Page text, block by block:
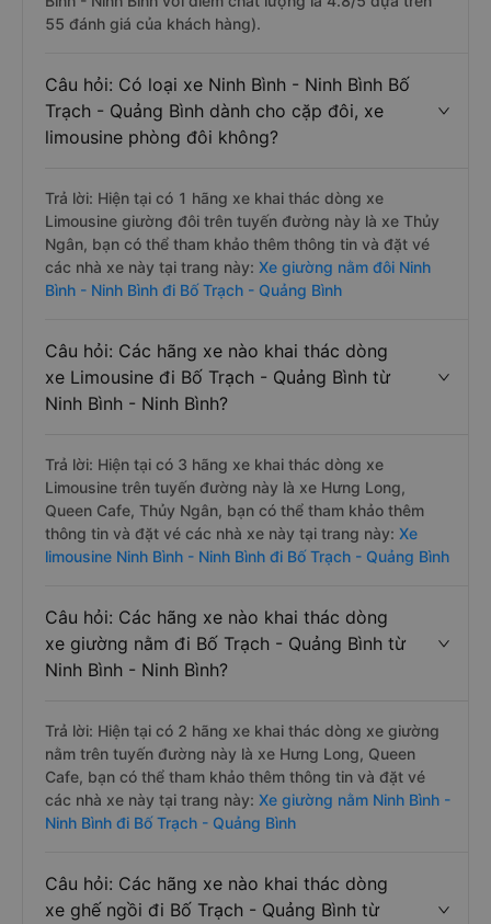
55 đánh giá của khách hàng).
Câu hỏi: Có loại xe Ninh Bình - Ninh Bình Bố
Trạch - Quảng Bình dành cho cặp đôi, xe
limousine phòng đôi không?
Trả lời: Hiện tại có 1 hãng xe khai thác dòng xe
Limousine giường đôi trên tuyến đường này là xe Thủy
Ngân, bạn có thể tham khảo thêm thông tin và đặt vé
các nhà xe này tại trang này: Xe giường nằm đôi Ninh
Bình - Ninh Bình đi Bố Trạch - Quảng Bình
Câu hỏi: Các hãng xe nào khai thác dòng
xe Limousine đi Bố Trạch - Quảng Bình từ
Ninh Bình - Ninh Bình?
Trả lời: Hiện tại có 3 hãng xe khai thác dòng xe
Limousine trên tuyến đường này là xe Hưng Long,
Queen Cafe, Thủy Ngân, bạn có thể tham khảo thêm
thông tin và đặt vé các nhà xe này tại trang này: Xe
limousine Ninh Bình - Ninh Bình đi Bố Trạch - Quảng Bình
Câu hỏi: Các hãng xe nào khai thác dòng
xe giường nằm đi Bố Trạch - Quảng Bình từ
Ninh Bình - Ninh Bình?
Trả lời: Hiện tại có 2 hãng xe khai thác dòng xe giường
nằm trên tuyến đường này là xe Hưng Long, Queen
Cafe, bạn có thể tham khảo thêm thông tin và đặt vé
các nhà xe này tại trang này: Xe giường nằm Ninh Bình -
Ninh Bình đi Bố Trạch - Quảng Bình
Câu hỏi: Các hãng xe nào khai thác dòng
xe ghế ngồi đi Bố Trạch - Quảng Bình từ